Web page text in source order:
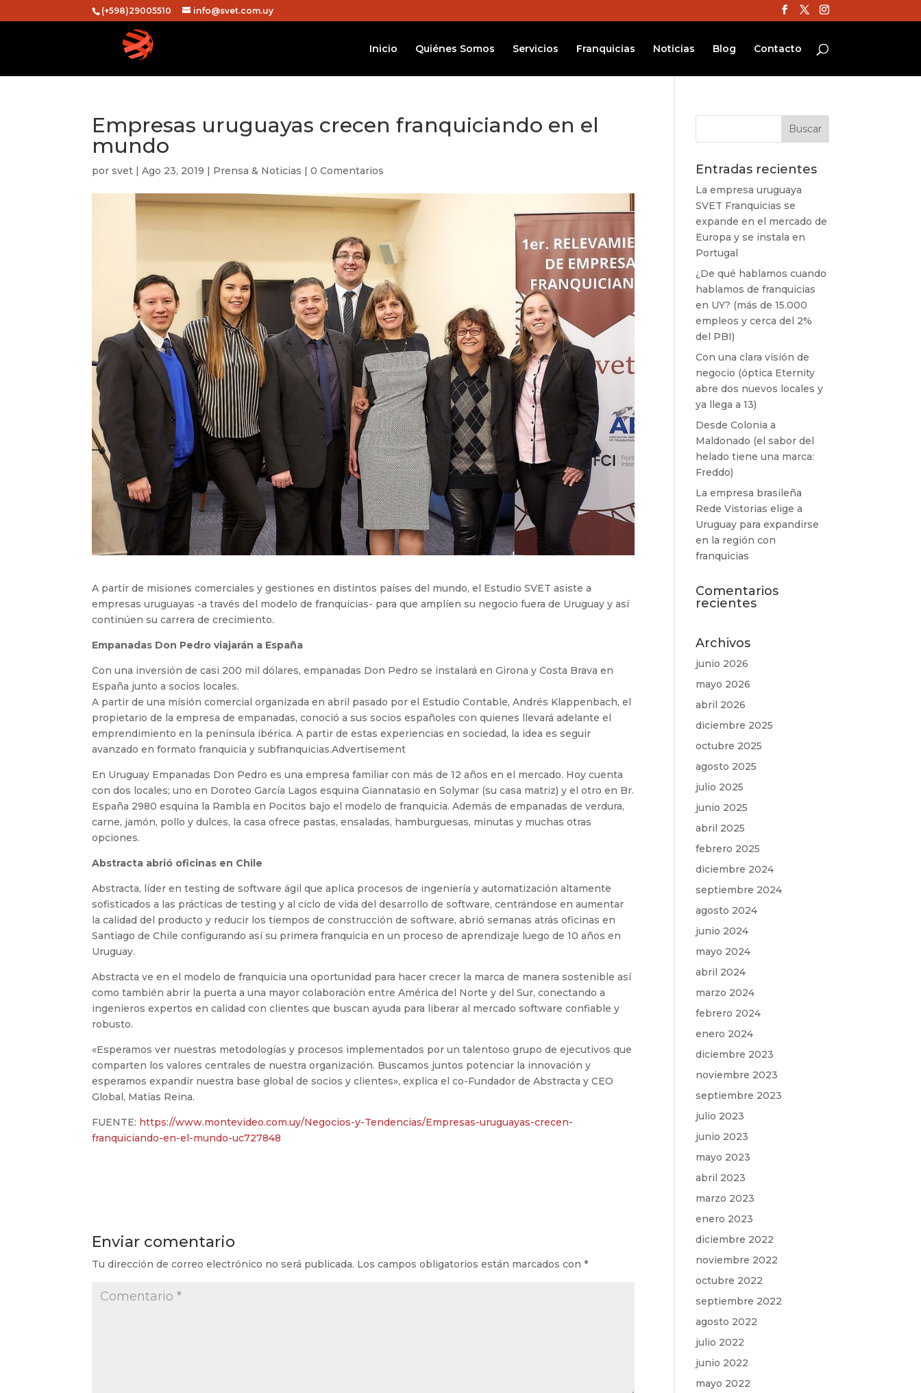
(+598)29005510 info@svet.com.uy
Inicio Quiénes Somos Servicios Franquicias Noticias Blog Contacto
Empresas uruguayas crecen franquiciando en el
mundo
porsvet |Ago 23, 2019 | Prensa & Noticias |0 Comentarios
A partir de misiones comerciales y gestiones en distintos países del mundo, el Estudio SVET asiste a
empresas uruguayas -a través del modelo de franquicias- para que amplíen su negocio fuera de Uruguay y así
continúen su carrera de crecimiento.
Empanadas Don Pedro viajarán a España
Con una inversión de casi 200 mil dólares, empanadas Don Pedro se instalará en Girona y Costa Brava en
España junto a socios locales.
A partir de una misión comercial organizada en abril pasado por el Estudio Contable, Andrés Klappenbach, el
propietario de la empresa de empanadas, conoció a sus socios españoles con quienes llevará adelante el
emprendimiento en la península ibérica. A partir de estas experiencias en sociedad, la idea es seguir
avanzado en formato franquicia y subfranquicias.Advertisement
En Uruguay Empanadas Don Pedro es una empresa familiar con más de 12 años en el mercado. Hoy cuenta
con dos locales; uno en Doroteo García Lagos esquina Giannatasio en Solymar (su casa matriz) y el otro en Br.
España 2980 esquina la Rambla en Pocitos bajo el modelo de franquicia. Además de empanadas de verdura,
carne, jamón, pollo y dulces, la casa ofrece pastas, ensaladas, hamburguesas, minutas y muchas otras
opciones.
Abstracta abrió oficinas en Chile
Abstracta, líder en testing de software ágil que aplica procesos de ingeniería y automatización altamente
sofisticados a las prácticas de testing y al ciclo de vida del desarrollo de software, centrándose en aumentar
la calidad del producto y reducir los tiempos de construcción de software, abrió semanas atrás oficinas en
Santiago de Chile configurando así su primera franquicia en un proceso de aprendizaje luego de 10 años en
Uruguay.
Abstracta ve en el modelo de franquicia una oportunidad para hacer crecer la marca de manera sostenible así
como también abrir la puerta a una mayor colaboración entre América del Norte y del Sur, conectando a
ingenieros expertos en calidad con clientes que buscan ayuda para liberar al mercado software confiable y
robusto.
«Esperamos ver nuestras metodologías y procesos implementados por un talentoso grupo de ejecutivos que
comparten los valores centrales de nuestra organización. Buscamos juntos potenciar la innovación y
esperamos expandir nuestra base global de socios y clientes», explica el co-Fundador de Abstracta y CEO
Global, Matías Reina.
FUENTE: https://www.montevideo.com.uy/Negocios-y-Tendencias/Empresas-uruguayas-crecen-
franquiciando-en-el-mundo-uc727848
Enviar comentario
Tu dirección de correo electrónico no será publicada. Los campos obligatorios están marcados con*
Entradas recientes
La empresa uruguaya
SVET Franquicias se
expande en el mercado de
Europa y se instala en
Portugal
¿De qué hablamos cuando
hablamos de franquicias
en UY? (más de 15.000
empleos y cerca del 2%
del PBI)
Con una clara visión de
negocio (óptica Eternity
abre dos nuevos locales y
ya llega a 13)
Desde Colonia a
Maldonado (el sabor del
helado tiene una marca:
Freddo)
La empresa brasileña
Rede Vistorias elige a
Uruguay para expandirse
en la región con
franquicias
Comentarios
recientes
Archivos
junio 2026
mayo 2026
abril 2026
diciembre 2025
octubre 2025
agosto 2025
julio 2025
junio 2025
abril 2025
febrero 2025
diciembre 2024
septiembre 2024
agosto 2024
junio 2024
mayo 2024
abril 2024
marzo 2024
febrero 2024
enero 2024
diciembre 2023
noviembre 2023
septiembre 2023
julio 2023
junio 2023
mayo 2023
abril 2023
marzo 2023
enero 2023
diciembre 2022
noviembre 2022
octubre 2022
septiembre 2022
agosto 2022
julio 2022
junio 2022
mayo 2022